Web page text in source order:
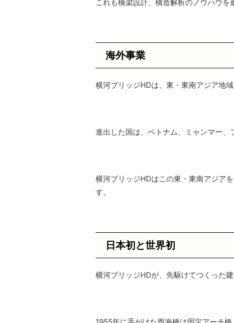
これも橋梁設計、構造解析のノウハウを
海外事業
横河ブリッジHDは、東・東南アジア地
進出した国は、ベトナム、ミャンマー、
横河ブリッジHDはこの東・東南アジアを
す。
日本初と世界初
横河ブリッジHDが、先駆けてつくった